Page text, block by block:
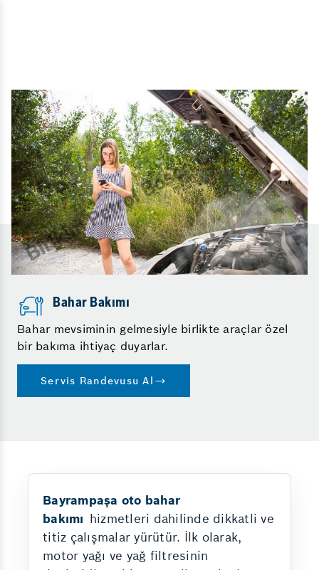
Bahar Bakımı
Bahar mevsiminin gelmesiyle birlikte araçlar özel
bir bakıma ihtiyaç duyarlar.
Servis Randevusu Al
Bayrampaşa oto bahar
bakımı hizmetleri dahilinde dikkatli ve
titiz çalışmalar yürütür. İlk olarak,
motor yağı ve yağ filtresinin